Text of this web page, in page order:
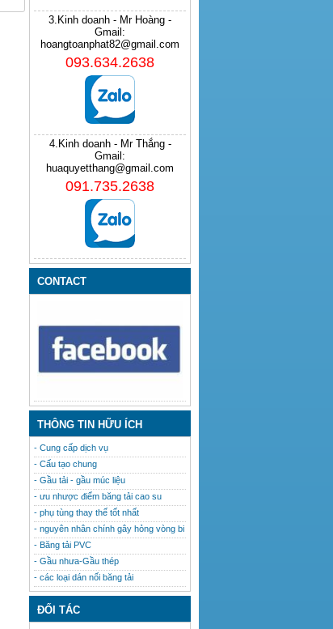
3.Kinh doanh - Mr Hoàng -
Gmail:
hoangtoanphat82@gmail.com
093.634.2638
4.Kinh doanh - Mr Thắng -
Gmail:
huaquyetthang@gmail.com
091.735.2638
CONTACT
THÔNG TIN HỮU ÍCH
- Cung cấp dịch vụ
- Cấu tạo chung
- Gầu tải - gầu múc liệu
- ưu nhược điểm băng tải cao su
- phụ tùng thay thế tốt nhất
- nguyên nhân chính gây hỏng vòng bi
- Băng tải PVC
- Gầu nhưa-Gầu thép
- các loại dán nối băng tải
ĐỐI TÁC